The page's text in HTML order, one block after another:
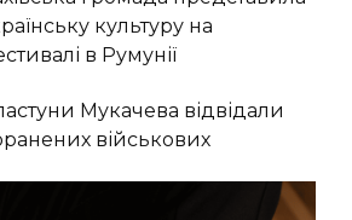
культуру на
в Румунії
Мукачева відвідали
військових